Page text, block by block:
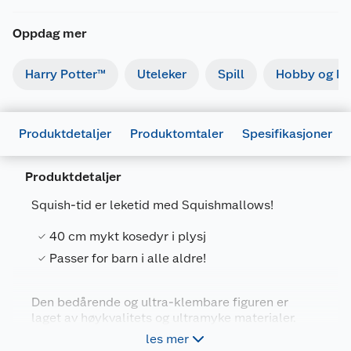
Oppdag mer
Harry Potter™ Uteleker Spill Hobby og
Produktdetaljer Produktomtaler Spesifikasjoner
Produktdetaljer
Squish-tid er leketid med Squishmallows!
40 cm mykt kosedyr i plysj
Passer for barn i alle aldre!
Den bedårende og ultra-klembare figuren er
laget av høykvalitets og ultramyke materialer.
Squishmallows bringer verden sammen gjennom
les mer
Leverandørens artikkelnummer
216649